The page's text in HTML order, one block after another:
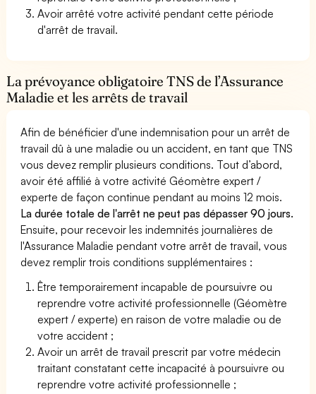
Avoir arrêté votre activité pendant cette période
d'arrêt de travail.
La prévoyance obligatoire TNS de l’Assurance
Maladie et les arrêts de travail
Afin de bénéficier d'une indemnisation pour un arrêt de
travail dû à une maladie ou un accident, en tant que TNS
vous devez remplir plusieurs conditions. Tout d’abord,
avoir été affilié à votre activité Géomètre expert /
experte de façon continue pendant au moins 12 mois.
La durée totale de l'arrêt ne peut pas dépasser 90 jours.
Ensuite, pour recevoir les indemnités journalières de
l'Assurance Maladie pendant votre arrêt de travail, vous
devez remplir trois conditions supplémentaires :
Être temporairement incapable de poursuivre ou
reprendre votre activité professionnelle (Géomètre
expert / experte) en raison de votre maladie ou de
votre accident ;
Avoir un arrêt de travail prescrit par votre médecin
traitant constatant cette incapacité à poursuivre ou
reprendre votre activité professionnelle ;